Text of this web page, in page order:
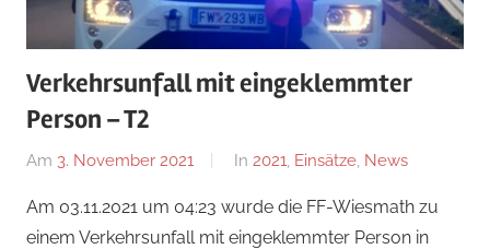
Verkehrsunfall mit eingeklemmter
Person – T2
Am 3. November 2021
Von
Nossal
In 2021 Einsätze News
Am 03.11.2021 um 04:23 wurde die FF-Wiesmath zu
einem Verkehrsunfall mit eingeklemmter Person in